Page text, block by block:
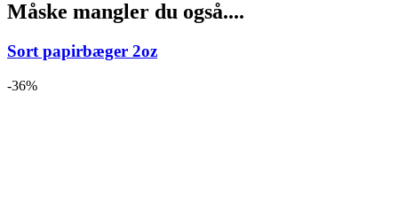
vælges
på
Måske mangler du også....
Sort papirbæger 2oz
-36%